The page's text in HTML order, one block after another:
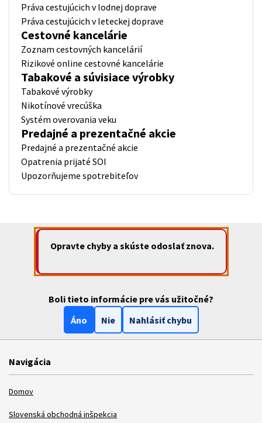
Práva cestujúcich v lodnej doprave
Práva cestujúcich v leteckej doprave
Cestovné kancelárie
Zoznam cestovných kancelárií
Rizikové online cestovné kancelárie
Tabakové a súvisiace výrobky
Tabakové výrobky
Nikotínové vrecúška
Systém overovania veku
Predajné a prezentačné akcie
Predajné a prezentačné akcie
Opatrenia prijaté SOI
Upozorňujeme spotrebiteľov
Opravte chyby a skúste odoslať znova.
Boli tieto informácie pre vás užitočné?
Áno
Nie Nahlásiť chybu
Navigácia
Domov
Slovenská obchodná inšpekcia